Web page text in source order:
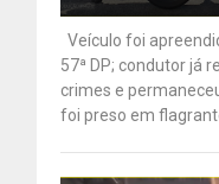
Veículo foi
57ª DP; condutor já
crimes e
foi preso em